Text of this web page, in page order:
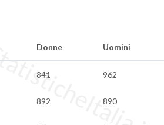
Donne Uomini
841 962
892 890